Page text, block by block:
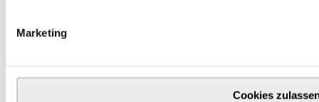
Marketing
Cookies